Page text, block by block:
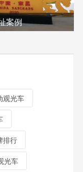
案例
观光车
排行
光车